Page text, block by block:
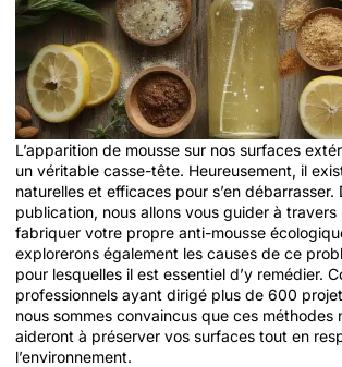
L’apparition de mousse sur nos surfaces
un véritable casse-tête. Heureusement, il
naturelles et efficaces pour s’en débarrasser.
publication, nous allons vous guider à
fabriquer votre propre anti-mousse
explorerons également les causes de ce
pour lesquelles il est essentiel d’y remédier.
professionnels ayant dirigé plus de 600
nous sommes convaincus que ces méthodes
aideront à préserver vos surfaces tout en
l’environnement.